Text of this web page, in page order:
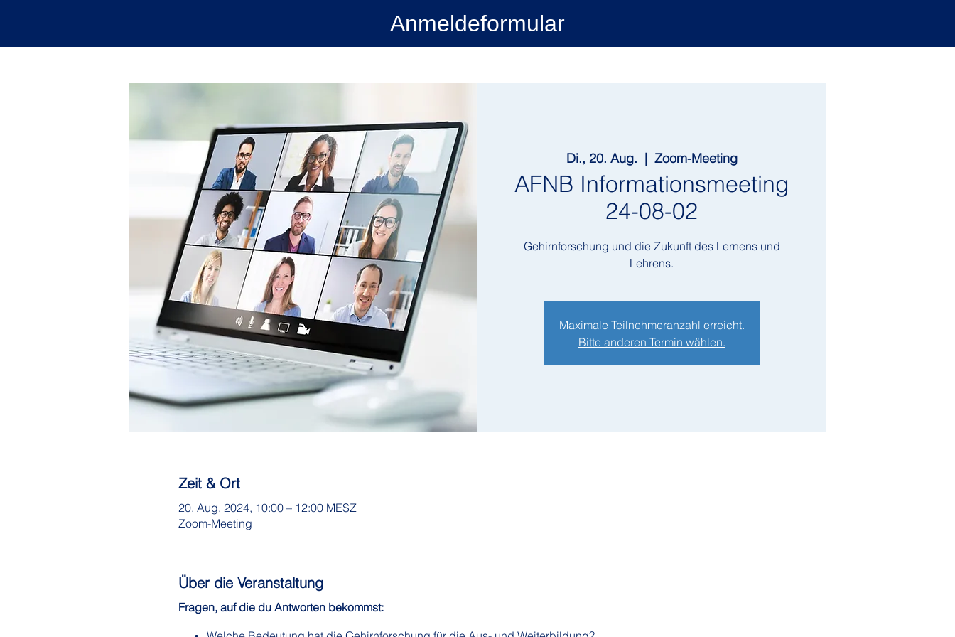
Anmeldeformular
Di., 20. Aug.
  |
Zoom-Meeting
AFNB Informationsmeeting
24-08-02
Gehirnforschung und die Zukunft des Lernens und
Lehrens.
Maximale Teilnehmeranzahl erreicht.
Bitte anderen Termin wählen.
Zeit & Ort
20. Aug. 2024, 10:00 – 12:00 MESZ
Zoom-Meeting
Über die Veranstaltung
Fragen, auf die du Antworten bekommst: